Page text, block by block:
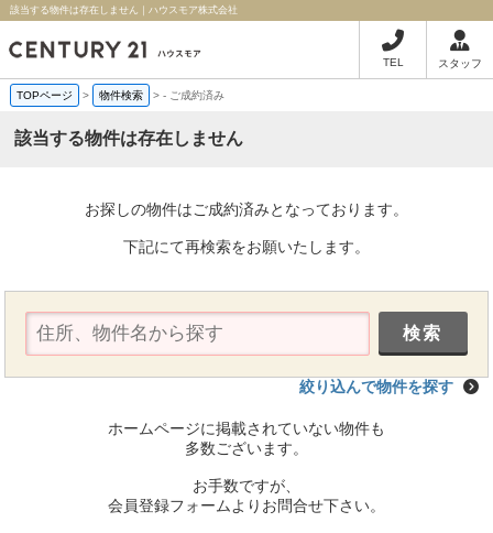
該当する物件は存在しません｜ハウスモア株式会社
TEL スタッフ
TOPページ > 物件検索 >- ご成約済み
該当する物件は存在しません
お探しの物件はご成約済みとなっております。
下記にて再検索をお願いたします。
絞り込んで物件を探す
ホームページに掲載されていない物件も
多数ございます。
お手数ですが、
会員登録フォームよりお問合せ下さい。